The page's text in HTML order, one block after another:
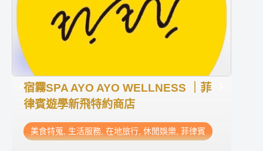
宿霧SPA AYO AYO WELLNESS ｜菲
律賓遊學新飛特約商店
美食特蒐 生活服務 在地旅行 休閒娛樂 菲律賓